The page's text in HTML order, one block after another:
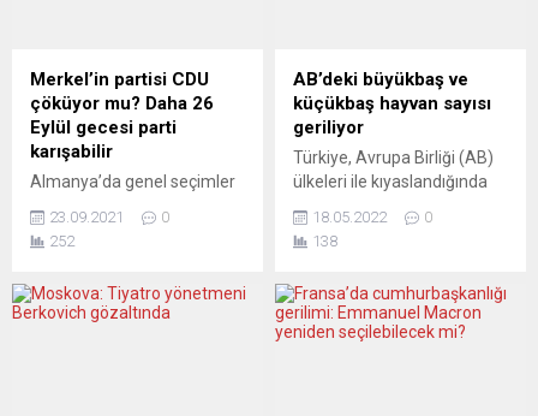
penaltı vuruşundan
faydalanamazken, 90+7....
Muhafazakâr Parti’nin
milletvekili Tugendhat,
Afganistan’daki mevcut
duruma ve ülkesinin
oynadığı pozisyona ilişkin
BBC’ye açıklamalarda
bulundu. Tugendhat,
“Süveyş’ten...
Merkel’in partisi CDU
çöküyor mu? Daha 26
Eylül gecesi parti
karışabilir
Almanya’da genel seçimler
Başbakan Merkel’in partisi
CDU’yu bir çöküşün eşiğinde
adayı Laschet’in
anketlerdeki oy oranı
23.09.2021
0
252
AB’deki büyükbaş ve
küçükbaş hayvan sayısı
geriliyor
Türkiye, Avrupa Birliği (AB)
ülkeleri ile kıyaslandığında
hayvan sayısında lider
konumda. Avrupa İstatistik
ülkelerinde 2021 yılı sonu
itibarıyla büyükbaş ve
18.05.2022
0
138